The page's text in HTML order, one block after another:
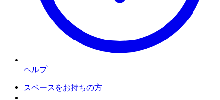
ヘルプ
スペースをお持ちの方